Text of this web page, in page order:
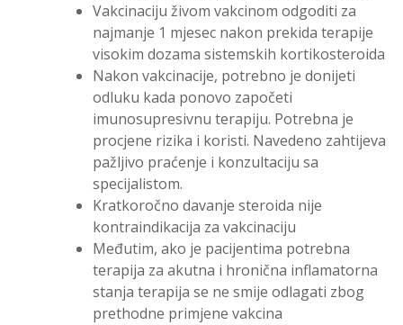
Vakcinaciju živom vakcinom odgoditi za
najmanje 1 mjesec nakon prekida terapije
visokim dozama sistemskih kortikosteroida
Nakon vakcinacije, potrebno je donijeti
odluku kada ponovo započeti
imunosupresivnu terapiju. Potrebna je
procjene rizika i koristi. Navedeno zahtijeva
pažljivo praćenje i konzultaciju sa
specijalistom.
Kratkoročno davanje steroida nije
kontraindikacija za vakcinaciju
Međutim, ako je pacijentima potrebna
terapija za akutna i hronična inflamatorna
stanja terapija se ne smije odlagati zbog
prethodne primjene vakcina